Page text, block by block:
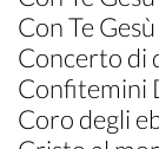
Con Te
Concerto di
Confitemini
Coro degli